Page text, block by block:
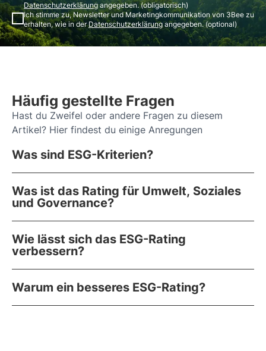
Datenschutzerklärungangegeben. (obligatorisch)
Ich stimme zu, Newsletter und Marketingkommunikation von 3Bee zu
erhalten, wie in derDatenschutzerklärungangegeben. (optional)
Häufig gestellte Fragen
Hast du Zweifel oder andere Fragen zu diesem
Artikel? Hier findest du einige Anregungen
Was sind ESG-Kriterien?
Was ist das Rating für Umwelt, Soziales
und Governance?
Wie lässt sich das ESG-Rating
verbessern?
Warum ein besseres ESG-Rating?